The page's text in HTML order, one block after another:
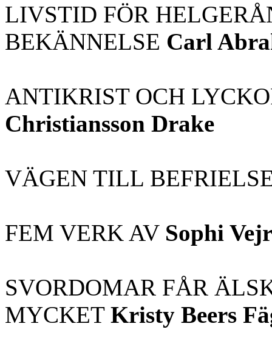
LIVSTID FÖR
BEKÄNNELSE Carl
ANTIKRIST OCH
Christiansson Drake
VÄGEN TILL
FEM VERK AV Sophi
SVORDOMAR FÅR
MYCKET Kristy Beers